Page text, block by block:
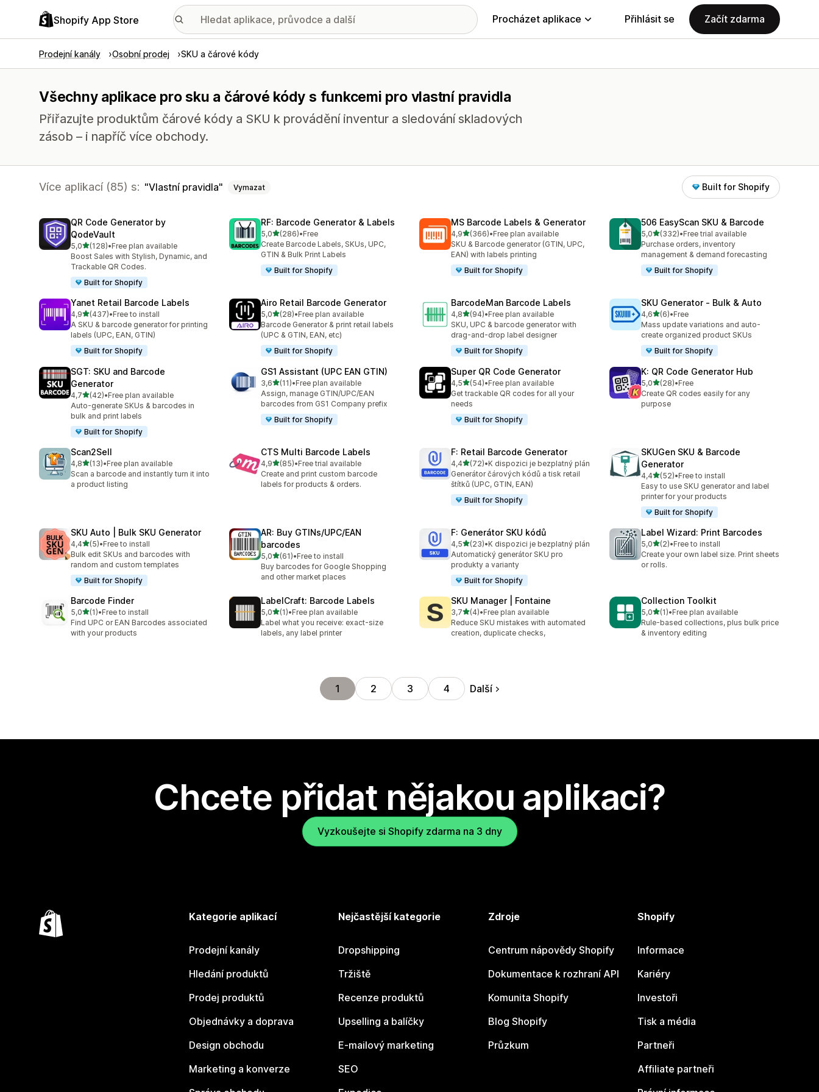
Shopify App Store Procházet aplikace Přihlásit se Začít zdarma
Prodejní kanály Osobní prodej SKU a čárové kódy
Všechny aplikace pro sku a čárové kódy s funkcemi pro vlastní pravidla
Přiřazujte produktům čárové kódy a SKU k provádění inventur a sledování skladových
zásob – i napříč více obchody.
Více aplikací (85) s: Vlastní pravidla Vymazat Built for Shopify
QR Code Generator by
QodeVault
5,0z 5 hvězd
(128)
Celkový počet recenzí: 128
•Free plan available
Boost Sales with Stylish, Dynamic, and
Trackable QR Codes.
Built for Shopify
RF: Barcode Generator & Labels
5,0z 5 hvězd
(286)
Celkový počet recenzí: 286
•Free
Create Barcode Labels, SKUs, UPC,
GTIN & Bulk Print Labels
Built for Shopify
MS Barcode Labels & Generator
4,9z 5 hvězd
(366)
Celkový počet recenzí: 366
•Free plan available
SKU & Barcode generator (GTIN, UPC,
EAN) with labels printing
Built for Shopify
506 EasyScan SKU & Barcode
5,0z 5 hvězd
(332)
Celkový počet recenzí: 332
•Free trial available
Purchase orders, inventory
management & demand forecasting
Built for Shopify
Yanet Retail Barcode Labels
4,9z 5 hvězd
(437)
Celkový počet recenzí: 437
•Free to install
A SKU & barcode generator for printing
labels (UPC, EAN, GTIN)
Built for Shopify
Airo Retail Barcode Generator
5,0z 5 hvězd
(28)
Celkový počet recenzí: 28
•Free plan available
Barcode Generator & print retail labels
(UPC & GTIN, EAN, etc)
Built for Shopify
BarcodeMan Barcode Labels
4,8z 5 hvězd
(94)
Celkový počet recenzí: 94
•Free plan available
SKU, UPC & barcode generator with
drag-and-drop label designer
Built for Shopify
SKU Generator ‑ Bulk & Auto
4,6z 5 hvězd
(6)
Celkový počet recenzí: 6
•Free
Mass update variations and auto-
create organized product SKUs
Built for Shopify
SGT: SKU and Barcode
Generator
4,7z 5 hvězd
(42)
Celkový počet recenzí: 42
•Free plan available
Auto-generate SKUs & barcodes in
bulk and print labels
Built for Shopify
GS1 Assistant (UPC EAN GTIN)
3,6z 5 hvězd
(11)
Celkový počet recenzí: 11
•Free plan available
Assign, manage GTIN/UPC/EAN
barcodes from GS1 Company prefix
Built for Shopify
Super QR Code Generator
4,5z 5 hvězd
(54)
Celkový počet recenzí: 54
•Free plan available
Get trackable QR codes for all your
needs
Built for Shopify
K: QR Code Generator Hub
5,0z 5 hvězd
(28)
Celkový počet recenzí: 28
•Free
Create QR codes easily for any
purpose
Scan2Sell
4,8z 5 hvězd
(13)
Celkový počet recenzí: 13
•Free plan available
Scan a barcode and instantly turn it into
a product listing
CTS Multi Barcode Labels
4,9z 5 hvězd
(85)
Celkový počet recenzí: 85
•Free trial available
Create and print custom barcode
labels for products & orders.
F: Retail Barcode Generator
4,4z 5 hvězd
(72)
Celkový počet recenzí: 72
•K dispozici je bezplatný plán
Generátor čárových kódů a tisk retail
štítků (UPC, GTIN, EAN)
Built for Shopify
SKUGen SKU & Barcode
Generator
4,4z 5 hvězd
(52)
Celkový počet recenzí: 52
•Free to install
Easy to use SKU generator and label
printer for your products
Built for Shopify
SKU Auto | Bulk SKU Generator
4,4z 5 hvězd
(5)
Celkový počet recenzí: 5
•Free to install
Bulk edit SKUs and barcodes with
random and custom templates
Built for Shopify
AR: Buy GTINs/UPC/EAN
barcodes
5,0z 5 hvězd
(61)
Celkový počet recenzí: 61
•Free to install
Buy barcodes for Google Shopping
and other market places
F: Generátor SKU kódů
4,5z 5 hvězd
(23)
Celkový počet recenzí: 23
•K dispozici je bezplatný plán
Automatický generátor SKU pro
produkty a varianty
Built for Shopify
Label Wizard: Print Barcodes
5,0z 5 hvězd
(2)
Celkový počet recenzí: 2
•Free to install
Create your own label size. Print sheets
or rolls.
Barcode Finder
5,0z 5 hvězd
(1)
Celkový počet recenzí: 1
•Free to install
Find UPC or EAN Barcodes associated
with your products
LabelCraft: Barcode Labels
5,0z 5 hvězd
(1)
Celkový počet recenzí: 1
•Free plan available
Label what you receive: exact-size
labels, any label printer
SKU Manager | Fontaine
3,7z 5 hvězd
(4)
Celkový počet recenzí: 4
•Free plan available
Reduce SKU mistakes with automated
creation, duplicate checks,
Collection Toolkit
5,0z 5 hvězd
(1)
Celkový počet recenzí: 1
•Free plan available
Rule-based collections, plus bulk price
& inventory editing
1 2 3 4 Další
Chcete přidat nějakou aplikaci?
Vyzkoušejte si Shopify zdarma na 3 dny
Kategorie aplikací
Prodejní kanály
Hledání produktů
Prodej produktů
Objednávky a doprava
Design obchodu
Marketing a konverze
Nejčastější kategorie
Dropshipping
Tržiště
Recenze produktů
Upselling a balíčky
E-mailový marketing
SEO
Zdroje
Centrum nápovědy Shopify
Dokumentace k rozhraní API
Komunita Shopify
Blog Shopify
Průzkum
Shopify
Informace
Kariéry
Investoři
Tisk a média
Partneři
Affiliate partneři